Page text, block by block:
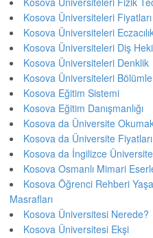
Kosova Üniversiteleri Fiyatları
Kosova Üniversiteleri
Kosova Üniversiteleri Diş
Kosova Üniversiteleri Denklik
Kosova Üniversiteleri
Kosova Eğitim Sistemi
Kosova Eğitim Danışmanlığı
Kosova da Üniversite
Kosova da Üniversite Fiyatları
Kosova da İngilizce Üniversite
Kosova Osmanlı Mimari
Kosova Öğrenci Rehberi
Masrafları
Kosova Üniversitesi Nerede?
Kosova Üniversitesi Ekşi